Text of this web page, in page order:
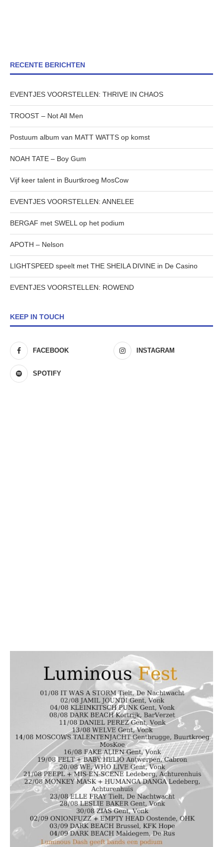
RECENTE BERICHTEN
EVENTJES VOORSTELLEN: THRIVE IN CHAOS
TROOST – Not All Men
Postuum album van MATT WATTS op komst
NOAH TATE – Boy Gum
Vijf keer talent in Buurtkroeg MosCow
EVENTJES VOORSTELLEN: ANNELEE
BERGAF met SWELL op het podium
APOTH – Nelson
LIGHTSPEED speelt met THE SHEILA DIVINE in De Casino
EVENTJES VOORSTELLEN: ROWEND
KEEP IN TOUCH
FACEBOOK INSTAGRAM
SPOTIFY